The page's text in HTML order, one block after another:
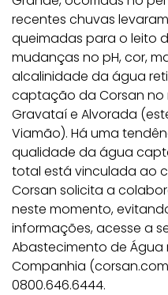
recentes chuvas
queimadas para o leito
mudanças no pH, cor,
alcalinidade da água
captação da Corsan no
Gravataí e Alvorada
Viamão). Há uma
qualidade da água
total está vinculada ao
Corsan solicita a
neste momento,
informações, acesse a
Abastecimento de
Companhia
0800.646.6444.